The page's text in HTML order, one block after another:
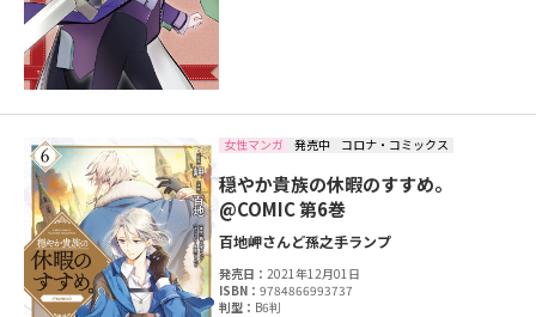
女性マンガ 発売中 コロナ・コミックス
穏やか貴族の休暇のすすめ。
@COMIC 第6巻
百地岬さんど孫之手ランプ
発売日：2021年12月01日
ISBN：9784866993737
判型： B6判